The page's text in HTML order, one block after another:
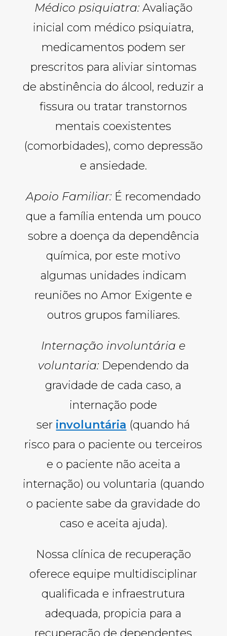
Médico psiquiatra: Avaliação
inicial com médico psiquiatra,
medicamentos podem ser
prescritos para aliviar sintomas
de abstinência do álcool, reduzir a
fissura ou tratar transtornos
mentais coexistentes
(comorbidades), como depressão
e ansiedade.
Apoio Familiar: É recomendado
que a família entenda um pouco
sobre a doença da dependência
química, por este motivo
algumas unidades indicam
reuniões no Amor Exigente e
outros grupos familiares.
Internação involuntária e
voluntaria: Dependendo da
gravidade de cada caso, a
internação pode
ser involuntária (quando há
risco para o paciente ou terceiros
e o paciente não aceita a
internação) ou voluntaria (quando
o paciente sabe da gravidade do
caso e aceita ajuda).
Nossa clínica de recuperação
oferece equipe multidisciplinar
qualificada e infraestrutura
adequada, propicia para a
recuperação de dependentes